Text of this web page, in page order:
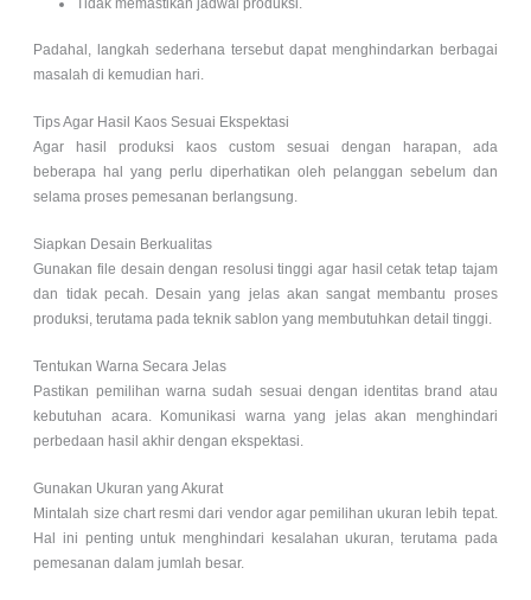
Padahal, langkah sederhana tersebut dapat menghindarkan berbagai
masalah di kemudian hari.
Tips Agar Hasil Kaos Sesuai Ekspektasi
Agar hasil produksi kaos custom sesuai dengan harapan, ada
beberapa hal yang perlu diperhatikan oleh pelanggan sebelum dan
selama proses pemesanan berlangsung.
Siapkan Desain Berkualitas
Gunakan file desain dengan resolusi tinggi agar hasil cetak tetap tajam
dan tidak pecah. Desain yang jelas akan sangat membantu proses
produksi, terutama pada teknik sablon yang membutuhkan detail tinggi.
Tentukan Warna Secara Jelas
Pastikan pemilihan warna sudah sesuai dengan identitas brand atau
kebutuhan acara. Komunikasi warna yang jelas akan menghindari
perbedaan hasil akhir dengan ekspektasi.
Gunakan Ukuran yang Akurat
Mintalah size chart resmi dari vendor agar pemilihan ukuran lebih tepat.
Hal ini penting untuk menghindari kesalahan ukuran, terutama pada
pemesanan dalam jumlah besar.